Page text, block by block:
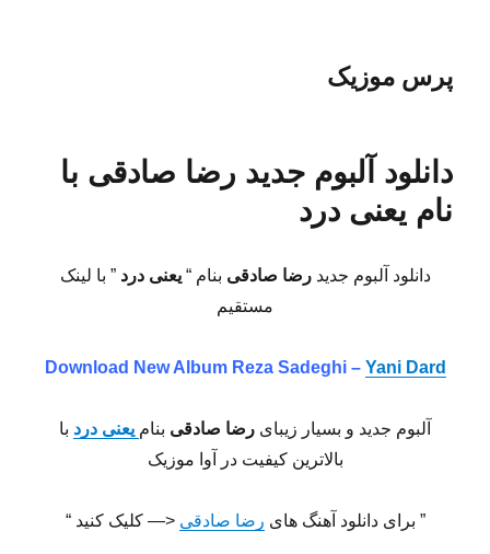
پرس موزیک
دانلود آلبوم جدید رضا صادقی با
نام یعنی درد
دانلود آلبوم جدید رضا صادقی بنام “ یعنی درد” با لینک
مستقیم
Download New Album Reza Sadeghi – Yani Dard
آلبوم جدید و بسیار زیبای رضا صادقی بنام یعنی درد با
بالاترین کیفیت در آوا موزیک
” برای دانلود آهنگ های رضا صادقی <— کلیک کنید “